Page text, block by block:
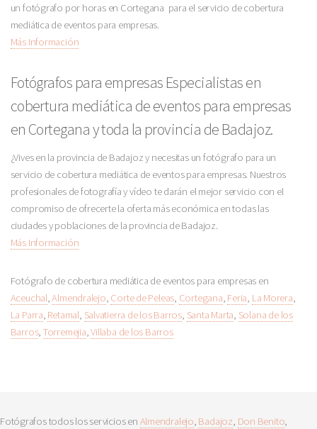
un fotógrafo por horas en Cortegana para el servicio de cobertura
mediática de eventos para empresas.
Más Información
Fotógrafos para empresas Especialistas en
cobertura mediática de eventos para empresas
en Cortegana y toda la provincia de Badajoz.
¿Vives en la provincia de Badajoz y necesitas un fotógrafo para un
servicio de cobertura mediática de eventos para empresas. Nuestros
profesionales de fotografía y vídeo te darán el mejor servicio con el
compromiso de ofrecerte la oferta más económica en todas las
ciudades y poblaciones de la provincia de Badajoz.
Más Información
Fotógrafo de cobertura mediática de eventos para empresas en
Aceuchal,Almendralejo, Corte de Peleas, Cortegana, Feria, La Morera,
La Parra, Retamal, Salvatierra de los Barros, Santa Marta, Solana de los
Barros, Torremejia,Villaba de los Barros
Fotógrafos todos los servicios en Almendralejo, Badajoz, Don Benito,